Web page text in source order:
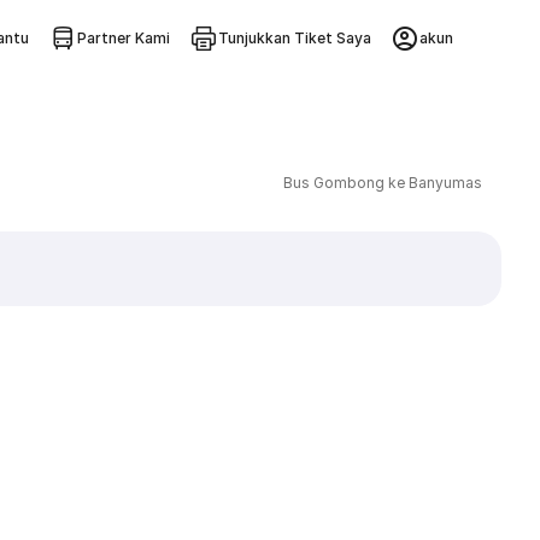
Partner Kami Tunjukkan Tiket Saya akun
Bus Gombong ke Banyumas